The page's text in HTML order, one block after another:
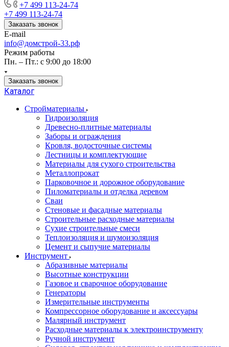
+7 499 113-24-74
+7 499 113-24-74
Заказать звонок
E-mail
info@домстрой-33.рф
Режим работы
Пн. – Пт.: с 9:00 до 18:00
Заказать звонок
Каталог
Стройматериалы
Гидроизоляция
Древесно-плитные материалы
Заборы и ограждения
Кровля, водосточные системы
Лестницы и комплектующие
Материалы для сухого строительства
Металлопрокат
Парковочное и дорожное оборудование
Пиломатериалы и отделка деревом
Сваи
Стеновые и фасадные материалы
Строительные расходные материалы
Сухие строительные смеси
Теплоизоляция и шумоизоляция
Цемент и сыпучие материалы
Инструмент
Абразивные материалы
Высотные конструкции
Газовое и сварочное оборудование
Генераторы
Измерительные инструменты
Компрессорное оборудование и аксессуары
Малярный инструмент
Расходные материалы к электроинструменту
Ручной инструмент